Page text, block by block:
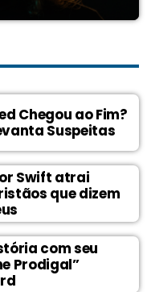
Chegou ao Fim?
Suspeitas
Swift atrai
que dizem
com seu
Prodigal”